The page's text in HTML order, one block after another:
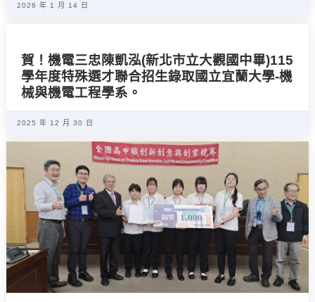
2026 年 1 月 14 日
賀！機電三忠陳凱泓(新北市立大觀國中畢)115
學年度特殊選才聯合招生錄取國立宜蘭大學-機
械與機電工程學系。
2025 年 12 月 30 日